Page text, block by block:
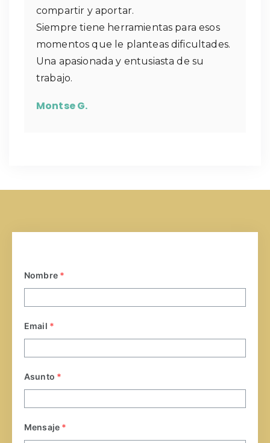
compartir y aportar.
Siempre tiene herramientas para esos
momentos que le planteas dificultades.
Una apasionada y entusiasta de su
trabajo.
Montse G.
Nombre *
Email *
Asunto *
Mensaje *